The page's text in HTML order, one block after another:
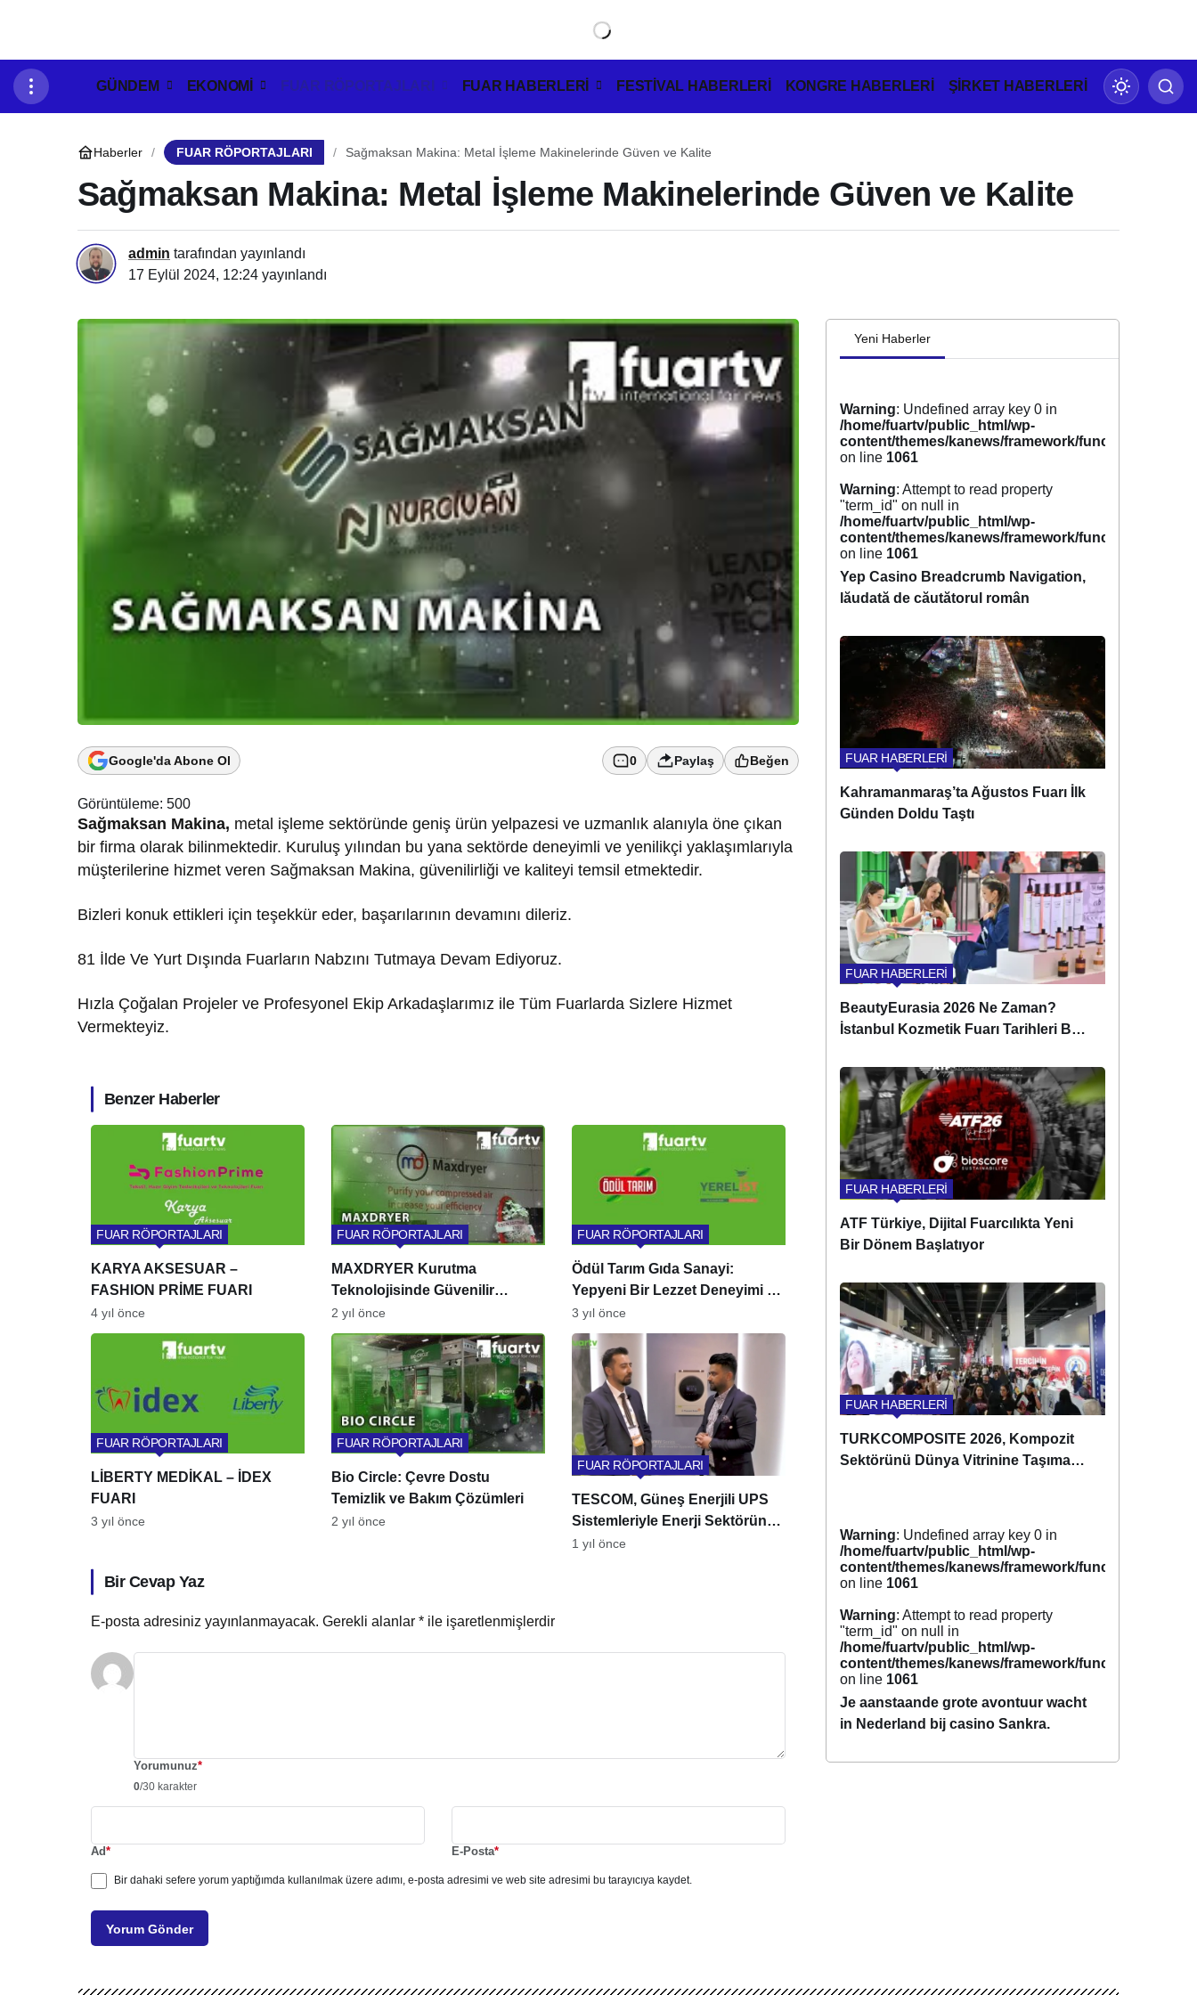
GÜNDEM EKONOMİ FUAR RÖPORTAJLARI FUAR HABERLERİ FESTİVAL HABERLERİ KONGRE HABERLERİ ŞİRKET HABERLERİ
Gündüz modunu seçin.
Haberler FUAR RÖPORTAJLARI Sağmaksan Makina: Metal İşleme Makinelerinde Güven ve Kalite
Sağmaksan Makina: Metal İşleme Makinelerinde Güven ve Kalite
admin tarafından yayınlandı
17 Eylül 2024, 12:24 yayınlandı
Google'da Abone Ol 0 Paylaş Beğen
Görüntüleme: 500
Sağmaksan Makina, metal işleme sektöründe geniş ürün yelpazesi ve uzmanlık alanıyla öne çıkan
bir firma olarak bilinmektedir. Kuruluş yılından bu yana sektörde deneyimli ve yenilikçi yaklaşımlarıyla
müşterilerine hizmet veren Sağmaksan Makina, güvenilirliği ve kaliteyi temsil etmektedir.
Bizleri konuk ettikleri için teşekkür eder, başarılarının devamını dileriz.
81 İlde Ve Yurt Dışında Fuarların Nabzını Tutmaya Devam Ediyoruz.
Hızla Çoğalan Projeler ve Profesyonel Ekip Arkadaşlarımız ile Tüm Fuarlarda Sizlere Hizmet
Vermekteyiz.
Benzer Haberler
KARYA AKSESUAR –
FASHION PRİME FUARI
FUAR RÖPORTAJLARI
4 yıl önce
MAXDRYER Kurutma
Teknolojisinde Güvenilir
Çözüm Ortağınız
FUAR RÖPORTAJLARI
2 yıl önce
Ödül Tarım Gıda Sanayi:
Yepyeni Bir Lezzet Deneyimi –
Kolejenli Türk Kahvesi!
FUAR RÖPORTAJLARI
3 yıl önce
LİBERTY MEDİKAL – İDEX
FUARI
FUAR RÖPORTAJLARI
3 yıl önce
Bio Circle: Çevre Dostu
Temizlik ve Bakım Çözümleri
FUAR RÖPORTAJLARI
2 yıl önce
TESCOM, Güneş Enerjili UPS
Sistemleriyle Enerji Sektörüne
Yön Veriyor
FUAR RÖPORTAJLARI
1 yıl önce
Bir Cevap Yaz
E-posta adresiniz yayınlanmayacak. Gerekli alanlar * ile işaretlenmişlerdir
Yorumunuz*
0/30 karakter
Ad* E-Posta*
Bir dahaki sefere yorum yaptığımda kullanılmak üzere adımı, e-posta adresimi ve web site adresimi bu tarayıcıya kaydet.
Yorum Gönder
Yeni Haberler
Warning: Undefined array key 0 in
/home/fuartv/public_html/wp-
content/themes/kanews/framework/functions/
on line 1061
Warning: Attempt to read property
"term_id" on null in
/home/fuartv/public_html/wp-
content/themes/kanews/framework/functions/
on line 1061
Yep Casino Breadcrumb Navigation,
lăudată de căutătorul român
FUAR HABERLERİ
Kahramanmaraş’ta Ağustos Fuarı İlk
Günden Doldu Taştı
FUAR HABERLERİ
BeautyEurasia 2026 Ne Zaman?
İstanbul Kozmetik Fuarı Tarihleri Belli
FUAR HABERLERİ
ATF Türkiye, Dijital Fuarcılıkta Yeni
Bir Dönem Başlatıyor
FUAR HABERLERİ
TURKCOMPOSITE 2026, Kompozit
Sektörünü Dünya Vitrinine Taşımaya
Warning: Undefined array key 0 in
/home/fuartv/public_html/wp-
content/themes/kanews/framework/functions/
on line 1061
Warning: Attempt to read property
"term_id" on null in
/home/fuartv/public_html/wp-
content/themes/kanews/framework/functions/
on line 1061
Je aanstaande grote avontuur wacht
in Nederland bij casino Sankra.